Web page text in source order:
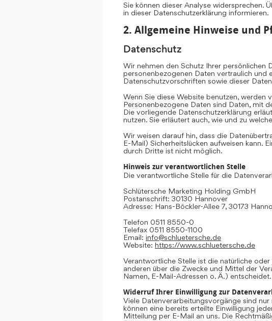
Sie können dieser Analyse widersprechen.
in dieser Datenschutzerklärung informieren.
2. Allgemeine Hinweise und
Datenschutz
Wir nehmen den Schutz Ihrer persönlichen
personenbezogenen Daten vertraulich und
Datenschutzvorschriften sowie dieser
Wenn Sie diese Website benutzen, werden
Personenbezogene Daten sind Daten, mit
Die vorliegende Datenschutzerklärung
nutzen. Sie erläutert auch, wie und zu
Wir weisen darauf hin, dass die
E-Mail) Sicherheitslücken aufweisen kann.
durch Dritte ist nicht möglich.
Hinweis zur verantwortlichen Stelle
Die verantwortliche Stelle für die
Schlütersche Marketing Holding GmbH
Postanschrift: 30130 Hannover
Adresse: Hans-Böckler-Allee 7, 30173
Telefon 0511 8550-0
Telefax 0511 8550-1100
Email: info@schluetersche.de
Website: https://www.schluetersche.de
Verantwortliche Stelle ist die natürliche
anderen über die Zwecke und Mittel der
Namen, E-Mail-Adressen o. Ä.) entscheidet.
Widerruf Ihrer Einwilligung zur
Viele Datenverarbeitungsvorgänge sind
können eine bereits erteilte Einwilligung
Mitteilung per E-Mail an uns. Die